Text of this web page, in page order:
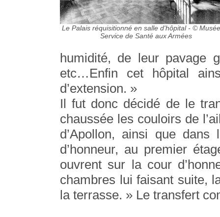
Le Palais réquisitionné en salle d'hôpital - ©
Service de Santé aux Armées
humidité, de leur pavage
etc…Enfin cet hôpital
d’extension. »
Il fut donc décidé de le
chaussée les couloirs de
d’Apollon, ainsi que dans
d’honneur, au premier
ouvrent sur la cour
chambres lui faisant suite,
la terrasse. » Le transfert